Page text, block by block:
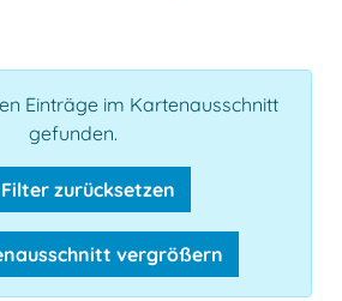
Einträge im Kartenausschnitt
gefunden.
Filter zurücksetzen
vergrößern